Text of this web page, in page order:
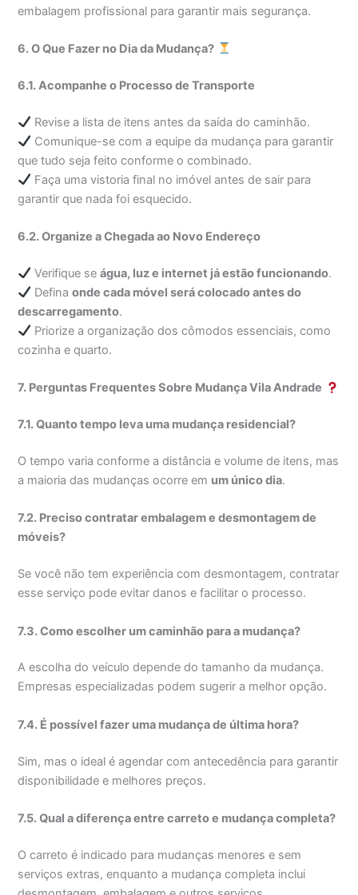
embalagem profissional para garantir mais segurança.
6. O Que Fazer no Dia da Mudança?
6.1. Acompanhe o Processo de Transporte
Revise a lista de itens antes da saída do caminhão.
Comunique-se com a equipe da mudança para garantir
que tudo seja feito conforme o combinado.
Faça uma vistoria final no imóvel antes de sair para
garantir que nada foi esquecido.
6.2. Organize a Chegada ao Novo Endereço
Verifique seágua, luz e internet já estão funcionando.
Definaonde cada móvel será colocado antes do
descarregamento.
Priorize a organização dos cômodos essenciais, como
cozinha e quarto.
7. Perguntas Frequentes Sobre Mudança Vila Andrade
7.1. Quanto tempo leva uma mudança residencial?
O tempo varia conforme a distância e volume de itens, mas
a maioria das mudanças ocorre em um único dia.
7.2. Preciso contratar embalagem e desmontagem de
móveis?
Se você não tem experiência com desmontagem, contratar
esse serviço pode evitar danos e facilitar o processo.
7.3. Como escolher um caminhão para a mudança?
A escolha do veículo depende do tamanho da mudança.
Empresas especializadas podem sugerir a melhor opção.
7.4. É possível fazer uma mudança de última hora?
Sim, mas o ideal é agendar com antecedência para garantir
disponibilidade e melhores preços.
7.5. Qual a diferença entre carreto e mudança completa?
O carreto é indicado para mudanças menores e sem
serviços extras, enquanto a mudança completa inclui